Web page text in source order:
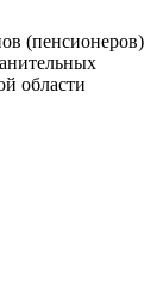
(пенсионеров)
области